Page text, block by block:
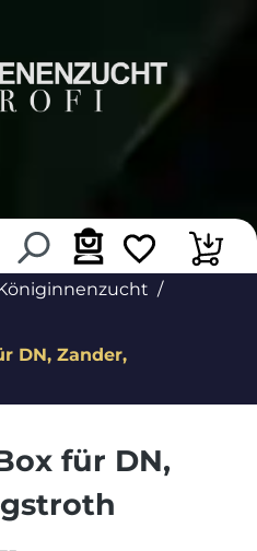
DN, Zander,
für DN,